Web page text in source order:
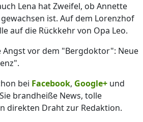
Lena hat Zweifel, ob Annette
ist. Auf dem Lorenzhof
auf die Rückkehr von Opa Leo.
Angst vor dem "Bergdoktor": Neue
bei Facebook, Google+ und
brandheiße News, tolle
direkten Draht zur Redaktion.